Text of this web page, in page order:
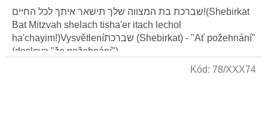
שברכת בת המצווה שלך תישאר איתך לכל החיים!(Shebirkat
Bat Mitzvah shelach tisha'er itach lechol
ha'chayim!)Vysvětleníשברכת (Shebirkat) - "Ať požehnání"
(doslova "že požehnání")....
Kód: 78/XXX74